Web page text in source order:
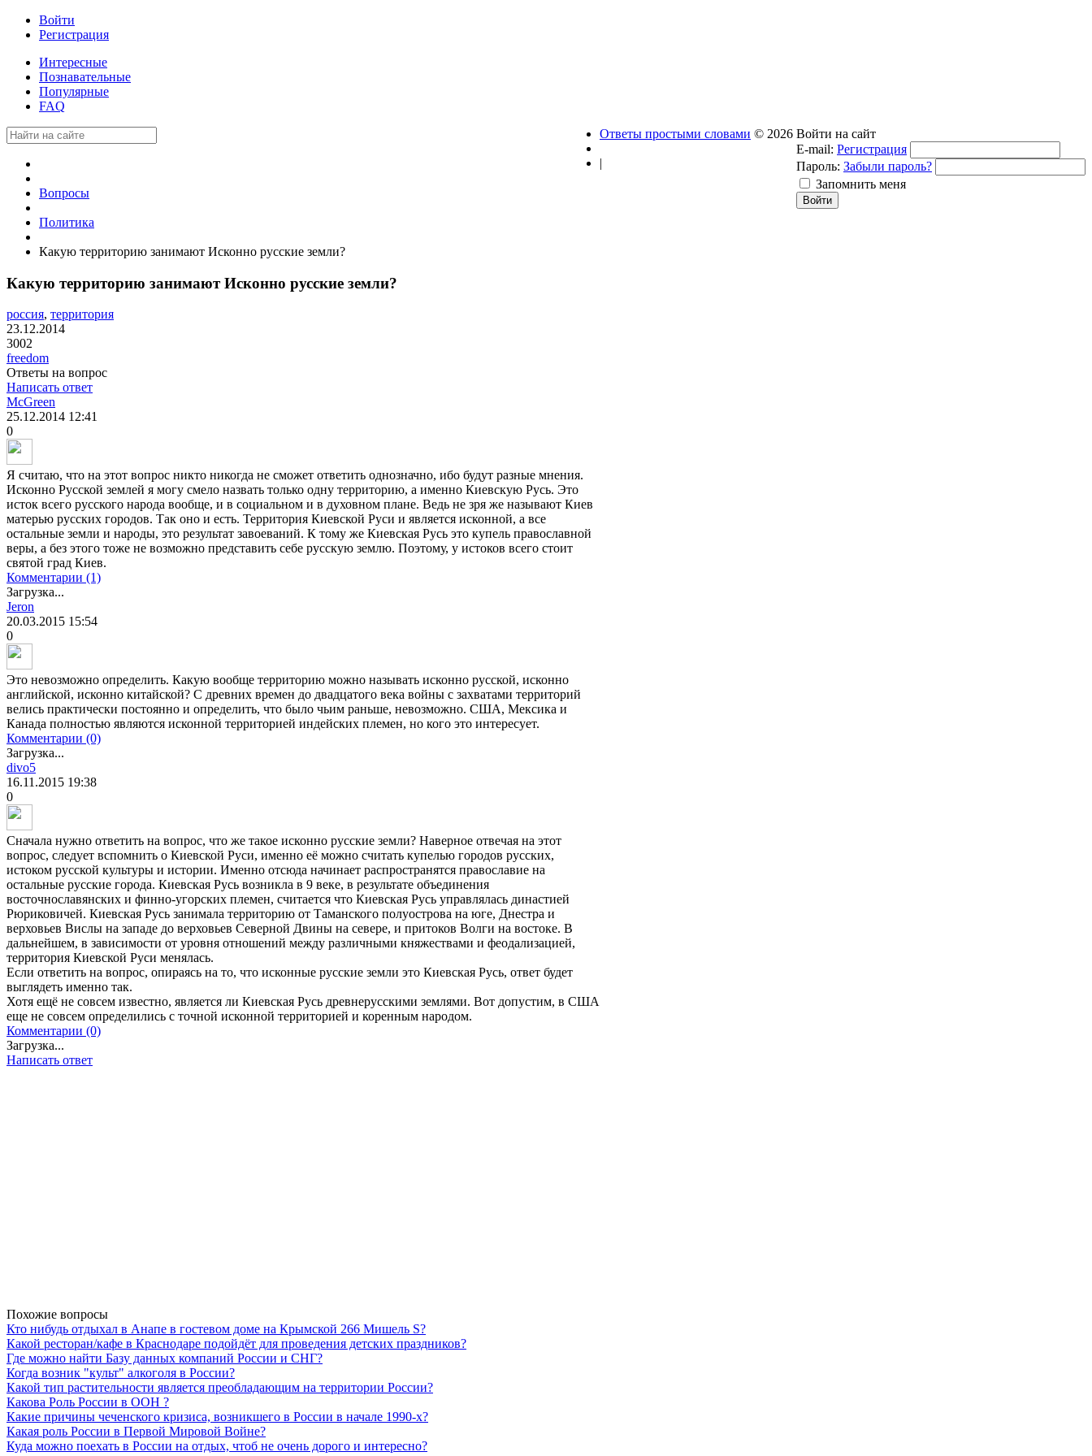
Войти
Регистрация
Интересные
Познавательные
Популярные
FAQ
Вопросы
Политика
Какую территорию занимают Исконно русские земли?
Какую территорию занимают Исконно русские земли?
россия, территория
23.12.2014
3002
freedom
Ответы на вопрос
Написать ответ
McGreen
25.12.2014 12:41
0
Я считаю, что на этот вопрос никто никогда не сможет ответить однозначно, ибо будут разные мнения.
Исконно Русской землей я могу смело назвать только одну территорию, а именно Киевскую Русь. Это
исток всего русского народа вообще, и в социальном и в духовном плане. Ведь не зря же называют Киев
матерью русских городов. Так оно и есть. Территория Киевской Руси и является исконной, а все
остальные земли и народы, это результат завоеваний. К тому же Киевская Русь это купель православной
веры, а без этого тоже не возможно представить себе русскую землю. Поэтому, у истоков всего стоит
святой град Киев.
Комментарии (1)
Загрузка...
Jeron
20.03.2015 15:54
0
Это невозможно определить. Какую вообще территорию можно называть исконно русской, исконно
английской, исконно китайской? С древних времен до двадцатого века войны с захватами территорий
велись практически постоянно и определить, что было чьим раньше, невозможно. США, Мексика и
Канада полностью являются исконной территорией индейских племен, но кого это интересует.
Комментарии (0)
Загрузка...
divo5
16.11.2015 19:38
0
Сначала нужно ответить на вопрос, что же такое исконно русские земли? Наверное отвечая на этот
вопрос, следует вспомнить о Киевской Руси, именно её можно считать купелью городов русских,
истоком русской культуры и истории. Именно отсюда начинает распространятся православие на
остальные русские города. Киевская Русь возникла в 9 веке, в результате объединения
восточнославянских и финно-угорских племен, считается что Киевская Русь управлялась династией
Рюриковичей. Киевская Русь занимала территорию от Таманского полуострова на юге, Днестра и
верховьев Вислы на западе до верховьев Северной Двины на севере, и притоков Волги на востоке. В
дальнейшем, в зависимости от уровня отношений между различными княжествами и феодализацией,
территория Киевской Руси менялась.
Если ответить на вопрос, опираясь на то, что исконные русские земли это Киевская Русь, ответ будет
выглядеть именно так.
Хотя ещё не совсем известно, является ли Киевская Русь древнерусскими землями. Вот допустим, в США
еще не совсем определились с точной исконной территорией и коренным народом.
Комментарии (0)
Загрузка...
Написать ответ
Похожие вопросы
Кто нибудь отдыхал в Анапе в гостевом доме на Крымской 266 Мишель S?
Какой ресторан/кафе в Краснодаре подойдёт для проведения детских праздников?
Где можно найти Базу данных компаний России и СНГ?
Когда возник "культ" алкоголя в России?
Какой тип растительности является преобладающим на территории России?
Какова Роль России в ООН ?
Какие причины чеченского кризиса, возникшего в России в начале 1990-х?
Какая роль России в Первой Мировой Войне?
Куда можно поехать в России на отдых, чтоб не очень дорого и интересно?
Войти на сайт
E-mail: Регистрация
Пароль: Забыли пароль?
Запомнить меня
Ответы простыми словами © 2026
|